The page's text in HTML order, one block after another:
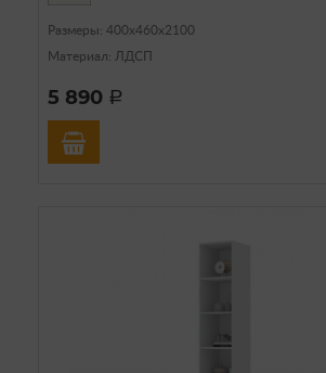
Размеры: 400х460х2100
Материал: ЛДСП
5 890 a